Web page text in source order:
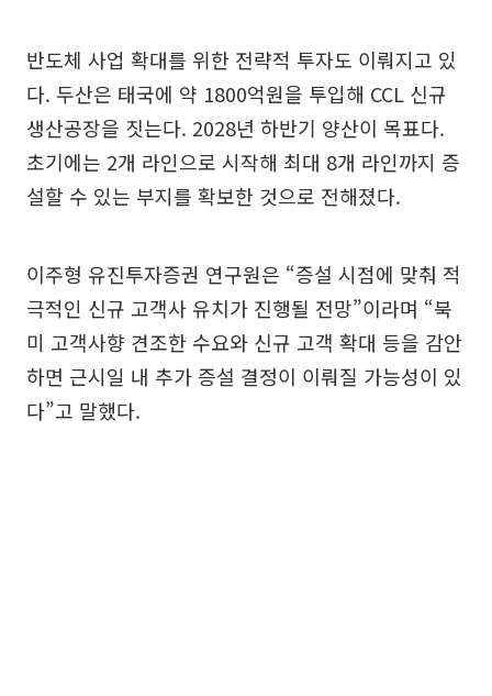
반도체 사업 확대를 위한 전략적 투자도 이뤄지고 있
다. 두산은 태국에 약 1800억원을 투입해 CCL 신규
생산공장을 짓는다. 2028년 하반기 양산이 목표다.
초기에는 2개 라인으로 시작해 최대 8개 라인까지 증
설할 수 있는 부지를 확보한 것으로 전해졌다.
이주형 유진투자증권 연구원은 “증설 시점에 맞춰 적
극적인 신규 고객사 유치가 진행될 전망”이라며 “북
미 고객사향 견조한 수요와 신규 고객 확대 등을 감안
하면 근시일 내 추가 증설 결정이 이뤄질 가능성이 있
다”고 말했다.